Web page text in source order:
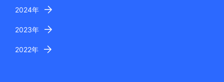
2024年
2023年
2022年